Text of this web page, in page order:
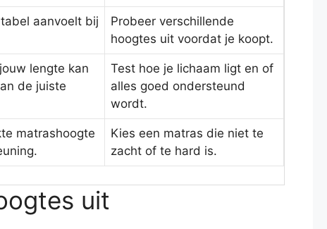
aanvoelt bij
Probeer verschillende
hoogtes uit voordat je koopt.
lengte kan
de juiste
Test hoe je lichaam ligt en of
alles goed ondersteund
wordt.
matrashoogte
Kies een matras die niet te
zacht of te hard is.
uit